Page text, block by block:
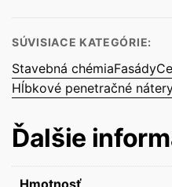
SÚVISIACE KATEGÓRIE:
Stavebná chémiaFasády
Hĺbkové penetračné
Ďalšie